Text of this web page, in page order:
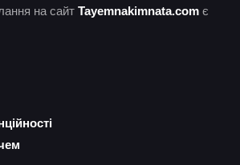
на сайт Tayemnakimnata.com є